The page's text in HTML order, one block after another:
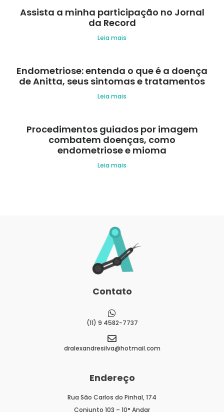
Assista a minha participação no Jornal
da Record
Leia mais
Endometriose: entenda o que é a doença
de Anitta, seus sintomas e tratamentos
Leia mais
Procedimentos guiados por imagem
combatem doenças, como
endometriose e mioma
Leia mais
Contato
(11) 9 4582-7737
dralexandresilva@hotmail.com
Endereço
Rua São Carlos do Pinhal, 174
Conjunto 103 – 10° Andar